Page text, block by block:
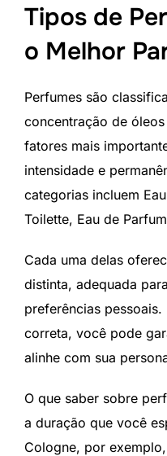
Tipos de
o Melhor
Perfumes são
concentração de
fatores mais
intensidade e
categorias incluem
Toilette, Eau de
Cada uma delas
distinta, adequada
preferências
correta, você pode
alinhe com sua
O que saber sobre
a duração que você
Cologne, por